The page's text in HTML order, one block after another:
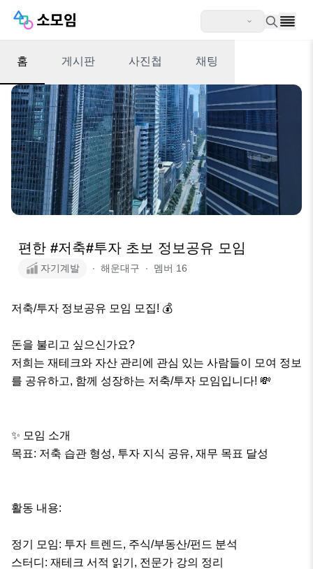
홈 게시판 사진첩 채팅
편한 #저축#투자 초보 정보공유 모임
자기계발 ∙ 해운대구 ∙ 멤버 16
저축/투자 정보공유 모임 모집! 💰
돈을 불리고 싶으신가요?
저희는 재테크와 자산 관리에 관심 있는 사람들이 모여 정보
를 공유하고, 함께 성장하는 저축/투자 모임입니다! 💸
✨ 모임 소개
목표: 저축 습관 형성, 투자 지식 공유, 재무 목표 달성
활동 내용:
정기 모임: 투자 트렌드, 주식/부동산/펀드 분석
스터디: 재테크 서적 읽기, 전문가 강의 정리